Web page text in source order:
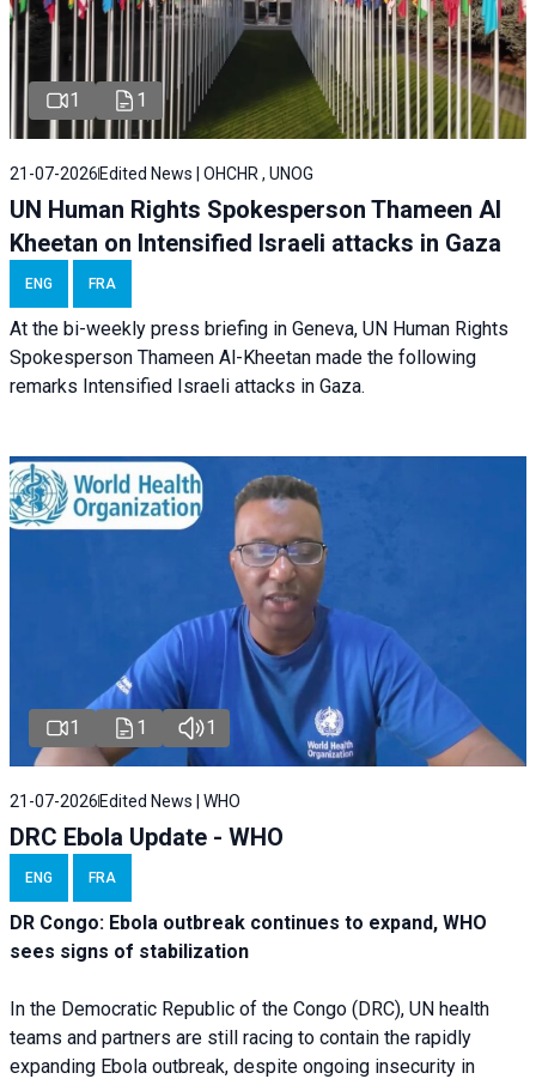
1 1
21-07-2026 Edited News | OHCHR , UNOG
UN Human Rights Spokesperson Thameen Al
Kheetan on Intensified Israeli attacks in Gaza
ENG FRA
At the bi-weekly press briefing in Geneva, UN Human Rights
Spokesperson Thameen Al-Kheetan made the following
remarks Intensified Israeli attacks in Gaza.
1 1 1
21-07-2026 Edited News | WHO
DRC Ebola Update - WHO
ENG FRA
DR Congo: Ebola outbreak continues to expand, WHO
sees signs of stabilization
In the Democratic Republic of the Congo (DRC), UN health
teams and partners are still racing to contain the rapidly
expanding Ebola outbreak, despite ongoing insecurity in